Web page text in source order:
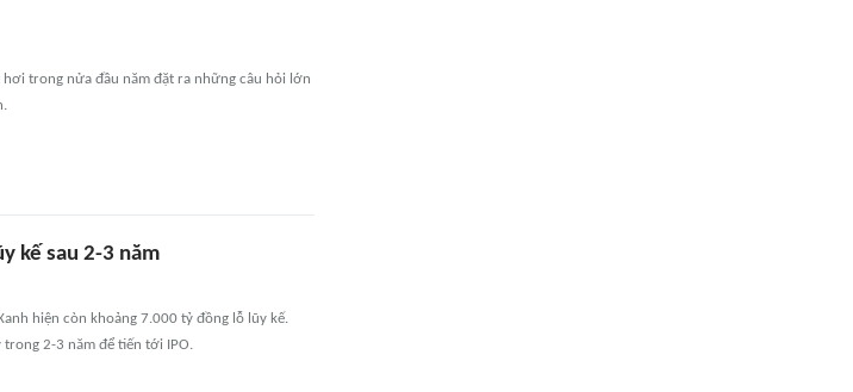
trong nửa đầu năm đặt ra những câu hỏi lớn
kế sau 2-3 năm
hiện còn khoảng 7.000 tỷ đồng lỗ lũy kế.
trong 2-3 năm để tiến tới IPO.